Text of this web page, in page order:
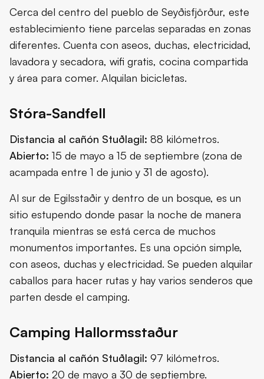
Cerca del centro del pueblo de Seyðisfjörður, este
establecimiento tiene parcelas separadas en zonas
diferentes. Cuenta con aseos, duchas, electricidad,
lavadora y secadora, wifi gratis, cocina compartida
y área para comer. Alquilan bicicletas.
Stóra-Sandfell
Distancia al cañón Stuðlagil: 88 kilómetros.
Abierto: 15 de mayo a 15 de septiembre (zona de
acampada entre 1 de junio y 31 de agosto).
Al sur de Egilsstaðir y dentro de un bosque, es un
sitio estupendo donde pasar la noche de manera
tranquila mientras se está cerca de muchos
monumentos importantes. Es una opción simple,
con aseos, duchas y electricidad. Se pueden alquilar
caballos para hacer rutas y hay varios senderos que
parten desde el camping.
Camping Hallormsstaður
Distancia al cañón Stuðlagil: 97 kilómetros.
Abierto: 20 de mayo a 30 de septiembre.